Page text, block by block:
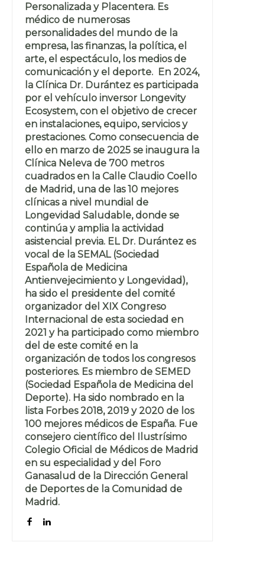
Personalizada y Placentera. Es
médico de numerosas
personalidades del mundo de la
empresa, las finanzas, la política, el
arte, el espectáculo, los medios de
comunicación y el deporte. En 2024,
la Clínica Dr. Durántez es participada
por el vehículo inversor Longevity
Ecosystem, con el objetivo de crecer
en instalaciones, equipo, servicios y
prestaciones. Como consecuencia de
ello en marzo de 2025 se inaugura la
Clínica Neleva de 700 metros
cuadrados en la Calle Claudio Coello
de Madrid, una de las 10 mejores
clínicas a nivel mundial de
Longevidad Saludable, donde se
continúa y amplia la actividad
asistencial previa. EL Dr. Durántez es
vocal de la SEMAL (Sociedad
Española de Medicina
Antienvejecimiento y Longevidad),
ha sido el presidente del comité
organizador del XIX Congreso
Internacional de esta sociedad en
2021 y ha participado como miembro
del de este comité en la
organización de todos los congresos
posteriores. Es miembro de SEMED
(Sociedad Española de Medicina del
Deporte). Ha sido nombrado en la
lista Forbes 2018, 2019 y 2020 de los
100 mejores médicos de España. Fue
consejero científico del Ilustrísimo
Colegio Oficial de Médicos de Madrid
en su especialidad y del Foro
Ganasalud de la Dirección General
de Deportes de la Comunidad de
Madrid.